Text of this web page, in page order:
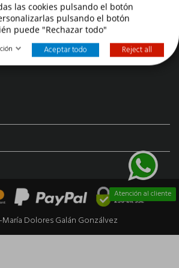
Atención al cliente
Dolores Galán Gonzálvez
las cookies pulsando el botón
pulsando el botón
puede "Rechazar todo"
Aceptar todo Reject all